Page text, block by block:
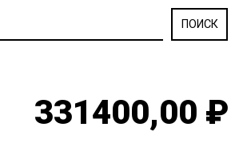
331400,00 ₽